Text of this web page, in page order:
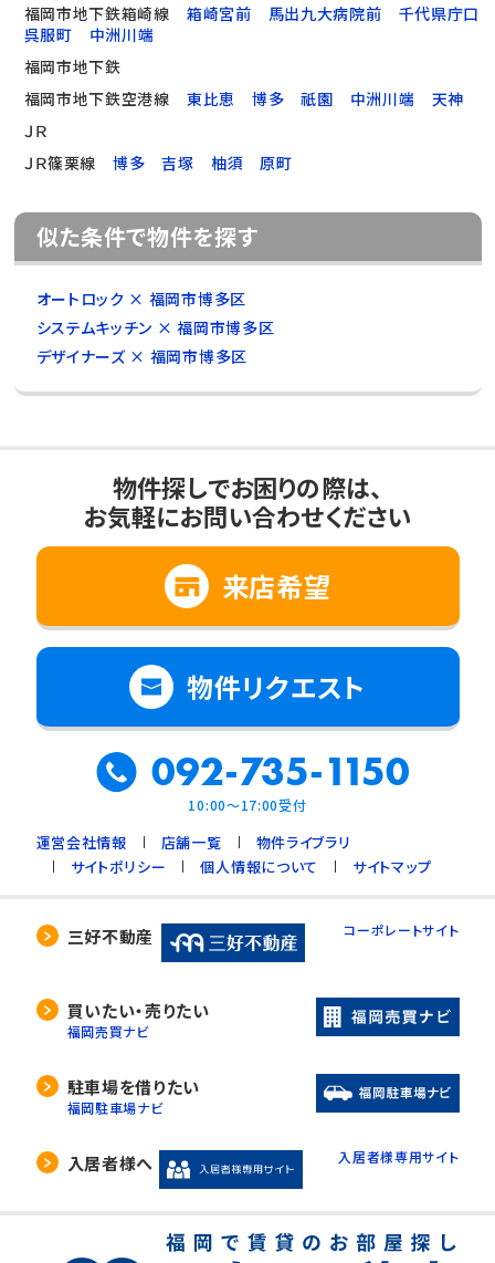
福岡市地下鉄箱崎線
箱崎宮前 馬出九大病院前
千代県庁口
呉服町
中洲川端
福岡市地下鉄
福岡市地下鉄空港線
東比恵 博多 祇園 中洲川端
天神
ＪＲ
ＪＲ篠栗線
博多 吉塚 柚須 原町
似た条件で物件を探す
オートロック × 福岡市博多区
システムキッチン × 福岡市博多区
デザイナーズ × 福岡市博多区
物件探しでお困りの際は、
お気軽にお問い合わせください
来店希望
物件リクエスト
092-735-1150
10:00～17:00受付
運営会社情報 店舗一覧
物件ライブラリ
サイトポリシー
個人情報について サイトマップ
三好不動産 コーポレートサイト
買いたい・売りたい
福岡売買ナビ
駐車場を借りたい
福岡駐車場ナビ
入居者様へ 入居者様専用サイト